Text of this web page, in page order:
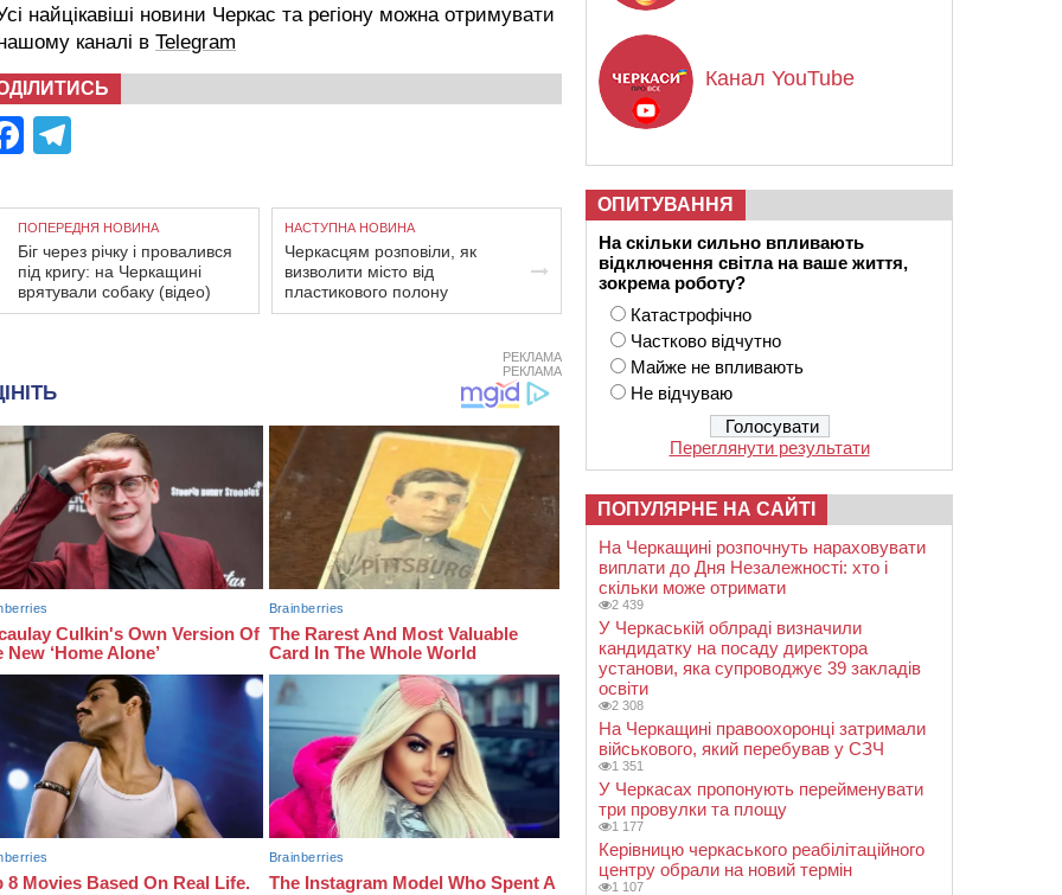
найцікавіші новини Черкас та регіону можна отримувати
каналі в Telegram
Facebook
ПОПЕРЕДНЯ НОВИНА
Біг через річку і провалився
під кригу: на Черкащині
врятували собаку (відео)
НАСТУПНА НОВИНА
Черкасцям розповіли, як
визволити місто від
пластикового полону
РЕКЛАМА
РЕКЛАМА
Канал YouTube
ОПИТУВАННЯ
На скільки сильно впливають
відключення світла на ваше життя,
зокрема роботу?
Катастрофічно
Частково відчутно
Майже не впливають
Не відчуваю
Переглянути результати
ПОПУЛЯРНЕ НА САЙТІ
На Черкащині розпочнуть нараховувати
виплати до Дня Незалежності: хто і
скільки може отримати
2 439
У Черкаській облраді визначили
кандидатку на посаду директора
установи, яка супроводжує 39 закладів
освіти
2 308
На Черкащині правоохоронці затримали
військового, який перебував у СЗЧ
1 351
У Черкасах пропонують перейменувати
три провулки та площу
1 177
Керівницю черкаського реабілітаційного
центру обрали на новий термін
1 107